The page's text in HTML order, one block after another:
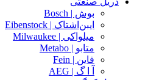
بوش | Bosch
ایبن‌اشتاک | Eibenstock
میلواکی | Milwaukee
متابو | Metabo
فاین | Fein
آ ا گ | AEG